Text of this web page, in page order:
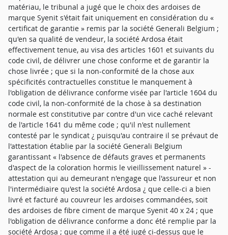
matériau, le tribunal a jugé que le choix des ardoises de
marque Syenit s'était fait uniquement en considération du «
certificat de garantie » remis par la société Generali Belgium ;
qu'en sa qualité de vendeur, la société Ardosa était
effectivement tenue, au visa des articles 1601 et suivants du
code civil, de délivrer une chose conforme et de garantir la
chose livrée ; que si la non-conformité de la chose aux
spécificités contractuelles constitue le manquement à
l'obligation de délivrance conforme visée par l'article 1604 du
code civil, la non-conformité de la chose à sa destination
normale est constitutive par contre d'un vice caché relevant
de l'article 1641 du même code ; qu'il n'est nullement
contesté par le syndicat ¿ puisqu'au contraire il se prévaut de
l'attestation établie par la société Generali Belgium
garantissant « l'absence de défauts graves et permanents
d'aspect de la coloration hormis le vieillissement naturel » -
attestation qui au demeurant n'engage que l'assureur et non
l'intermédiaire qu'est la société Ardosa ¿ que celle-ci a bien
livré et facturé au couvreur les ardoises commandées, soit
des ardoises de fibre ciment de marque Syenit 40 x 24 ; que
l'obligation de délivrance conforme a donc été remplie par la
société Ardosa ; que comme il a été jugé ci-dessus que le